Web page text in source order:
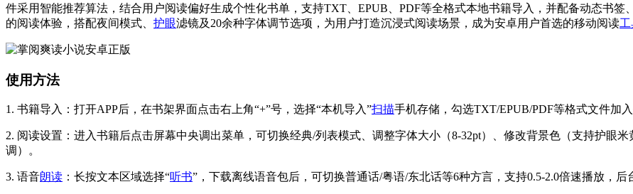
件采用智能推荐算法，结合用户阅读偏好生成个性化书单，支持TXT、EPUB、PDF等全格式本地书籍导入，并配备动态书
的阅读体验，搭配夜间模式、 护眼滤镜及20余种字体调节选项，为用户打造沉浸式阅读场景，成为安卓用户首选的移动阅读
使用方法
1. 书籍导入：打开APP后，在书架界面点击右上角“+”号，选择“本机导入”扫描手机存储，勾选TXT/EPUB/PDF等格式文件加
2. 阅读设置：进入书籍后点击屏幕中央调出菜单，可切换经典/列表模式、调整字体大小（8-32pt）、修改背景色（支持护眼米
调）。
3. 语音朗读 ：长按文本区域选择“听书”，下载离线语音包后，可切换普通话/粤语/东北话等6种方言，支持0.5-2.0倍速播放，后